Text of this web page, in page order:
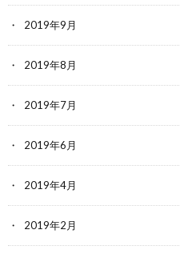
2019年9月
2019年8月
2019年7月
2019年6月
2019年4月
2019年2月